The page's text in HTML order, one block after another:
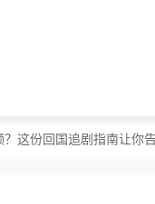
这份回国追剧指南让你